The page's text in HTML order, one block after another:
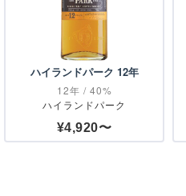
ハイランドパーク 12年
12年 / 40%
ハイランドパーク
¥4,920〜